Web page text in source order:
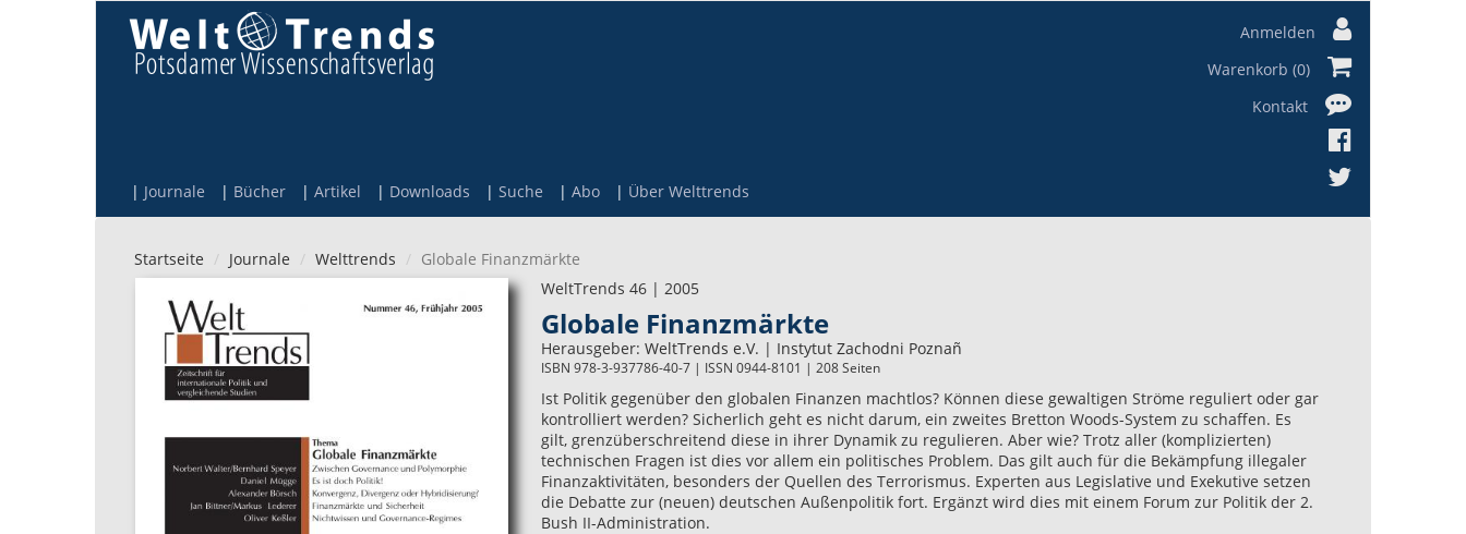
Journale Bücher Artikel Downloads Suche Abo Über Welttrends
Anmelden
Warenkorb (0)
Kontakt
Startseite Journale Welttrends Globale Finanzmärkte
WeltTrends 46 | 2005
Globale Finanzmärkte
Herausgeber: WeltTrends e.V. | Instytut Zachodni Poznañ
ISBN 978-3-937786-40-7 | ISSN 0944-8101 | 208 Seiten
Ist Politik gegenüber den globalen Finanzen machtlos? Können diese gewaltigen Ströme reguliert oder gar
kontrolliert werden? Sicherlich geht es nicht darum, ein zweites Bretton Woods-System zu schaffen. Es
gilt, grenzüberschreitend diese in ihrer Dynamik zu regulieren. Aber wie? Trotz aller (komplizierten)
technischen Fragen ist dies vor allem ein politisches Problem. Das gilt auch für die Bekämpfung illegaler
Finanzaktivitäten, besonders der Quellen des Terrorismus. Experten aus Legislative und Exekutive setzen
die Debatte zur (neuen) deutschen Außenpolitik fort. Ergänzt wird dies mit einem Forum zur Politik der 2.
Bush II-Administration.